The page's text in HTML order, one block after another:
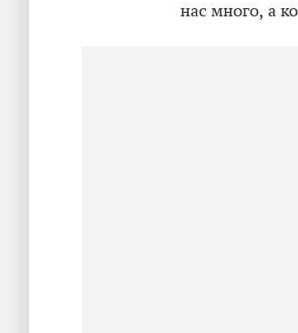
нас много, а